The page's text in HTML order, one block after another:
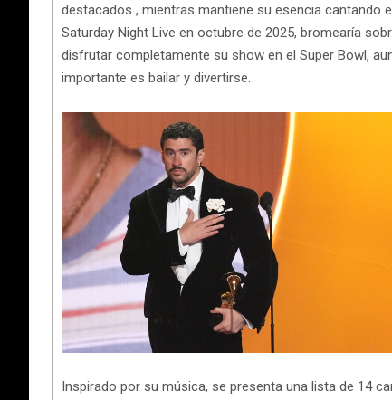
destacados , mientras mantiene su esencia cantando
Saturday Night Live en octubre de 2025, bromearía
disfrutar completamente su show en el Super Bowl,
importante es bailar y divertirse.
Inspirado por su música, se presenta una lista de 14